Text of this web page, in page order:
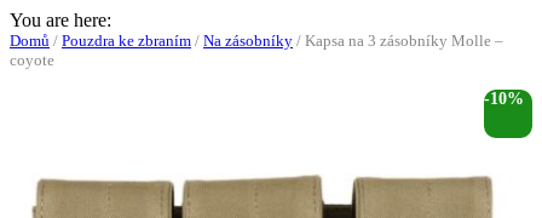
You are here:
Domů / Pouzdra ke zbraním / Na zásobníky / Kapsa na 3 zásobníky Molle –
coyote
-10%